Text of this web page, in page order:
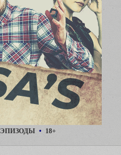
• 18+